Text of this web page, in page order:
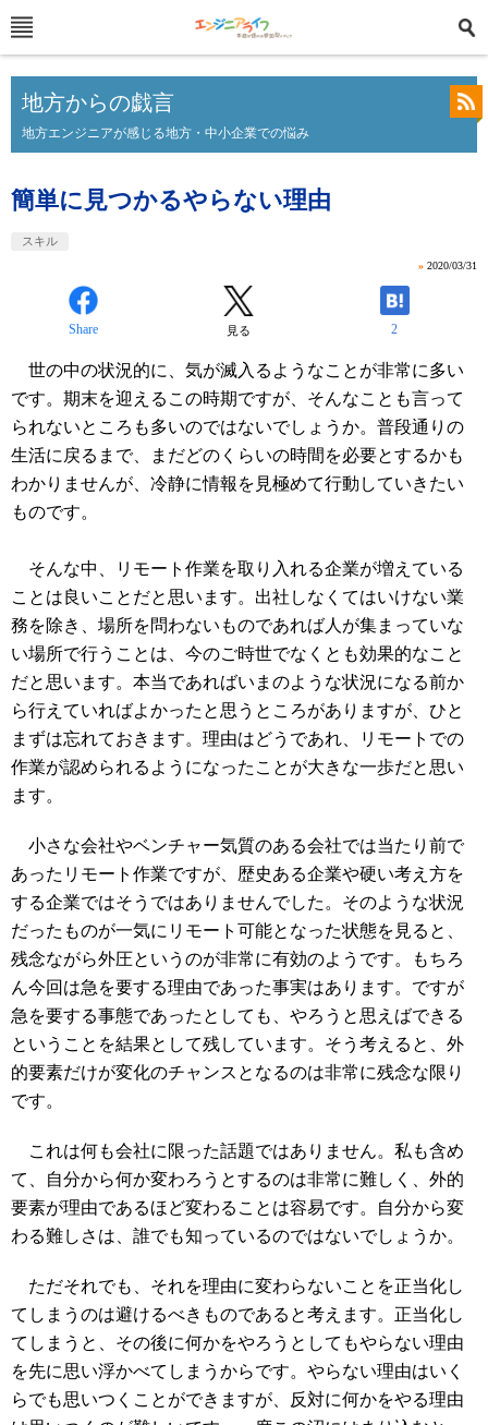
地方からの戯言
地方エンジニアが感じる地方・中小企業での悩み
簡単に見つかるやらない理由
スキル
» 2020/03/31
Share 見る 2
世の中の状況的に、気が滅入るようなことが非常に多い
です。期末を迎えるこの時期ですが、そんなことも言って
られないところも多いのではないでしょうか。普段通りの
生活に戻るまで、まだどのくらいの時間を必要とするかも
わかりませんが、冷静に情報を見極めて行動していきたい
ものです。
そんな中、リモート作業を取り入れる企業が増えている
ことは良いことだと思います。出社しなくてはいけない業
務を除き、場所を問わないものであれば人が集まっていな
い場所で行うことは、今のご時世でなくとも効果的なこと
だと思います。本当であればいまのような状況になる前か
ら行えていればよかったと思うところがありますが、ひと
まずは忘れておきます。理由はどうであれ、リモートでの
作業が認められるようになったことが大きな一歩だと思い
ます。
小さな会社やベンチャー気質のある会社では当たり前で
あったリモート作業ですが、歴史ある企業や硬い考え方を
する企業ではそうではありませんでした。そのような状況
だったものが一気にリモート可能となった状態を見ると、
残念ながら外圧というのが非常に有効のようです。もちろ
ん今回は急を要する理由であった事実はあります。ですが
急を要する事態であったとしても、やろうと思えばできる
ということを結果として残しています。そう考えると、外
的要素だけが変化のチャンスとなるのは非常に残念な限り
です。
これは何も会社に限った話題ではありません。私も含め
て、自分から何か変わろうとするのは非常に難しく、外的
要素が理由であるほど変わることは容易です。自分から変
わる難しさは、誰でも知っているのではないでしょうか。
ただそれでも、それを理由に変わらないことを正当化し
てしまうのは避けるべきものであると考えます。正当化し
てしまうと、その後に何かをやろうとしてもやらない理由
を先に思い浮かべてしまうからです。やらない理由はいく
らでも思いつくことができますが、反対に何かをやる理由